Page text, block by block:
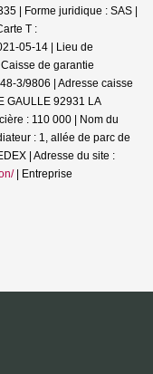
| Forme juridique : SAS |
T :
05-14 | Lieu de
de garantie
3/9806 | Adresse caisse
GAULLE 92931 LA
: 110 000 | Nom du
: 1, allée de parc de
| Adresse du site :
| Entreprise